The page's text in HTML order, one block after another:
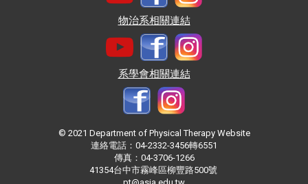
物治系相關連結
系學會相關連結
© 2021 Department of Physical Therapy Website
連絡電話：04-2332-3456轉6551
傳真：04-3706-1266
41354台中市霧峰區柳豐路500號